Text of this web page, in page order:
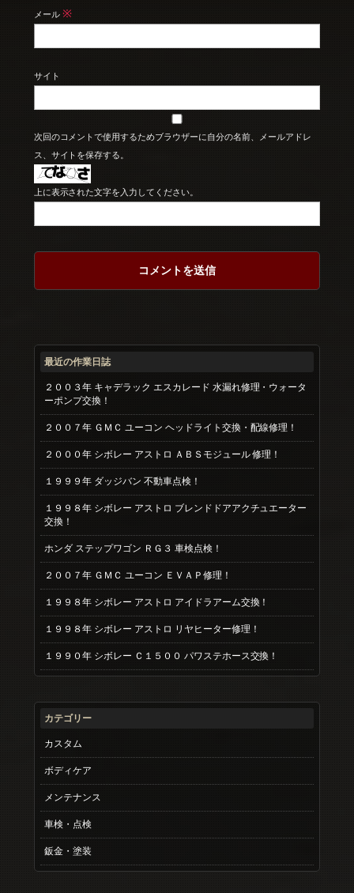
メール ※
サイト
次回のコメントで使用するためブラウザーに自分の名前、メールアドレ
ス、サイトを保存する。
上に表示された文字を入力してください。
最近の作業日誌
２００３年 キャデラック エスカレード 水漏れ修理・ウォータ
ーポンプ交換！
２００７年 ＧＭＣ ユーコン ヘッドライト交換・配線修理！
２０００年 シボレー アストロ ＡＢＳモジュール 修理！
１９９９年 ダッジバン 不動車点検！
１９９８年 シボレー アストロ ブレンドドアアクチュエーター
交換！
ホンダ ステップワゴン ＲＧ３ 車検点検！
２００７年 ＧＭＣ ユーコン ＥＶＡＰ修理！
１９９８年 シボレー アストロ アイドラアーム交換！
１９９８年 シボレー アストロ リヤヒーター修理！
１９９０年 シボレー Ｃ１５００ パワステホース交換！
カテゴリー
カスタム
ボディケア
メンテナンス
車検・点検
鈑金・塗装